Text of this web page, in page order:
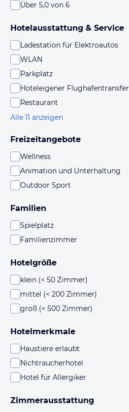
Über 5,0 von 6
Hotelausstattung & Service
Ladestation für Elektroautos
WLAN
Parkplatz
Hoteleigener Flughafentransfer
Restaurant
Alle 11 anzeigen
Freizeitangebote
Wellness
Animation und Unterhaltung
Outdoor Sport
Familien
Spielplatz
Familienzimmer
Hotelgröße
klein (< 50 Zimmer)
mittel (< 200 Zimmer)
groß (< 500 Zimmer)
Hotelmerkmale
Haustiere erlaubt
Nichtraucherhotel
Hotel für Allergiker
Zimmerausstattung